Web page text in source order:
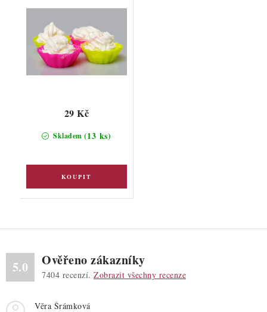
Skladem (13 ks)
29 Kč
5.0 Ověřeno zákazníky
7404 recenzí. Zobrazit všechny recenze
Věra Šrámková